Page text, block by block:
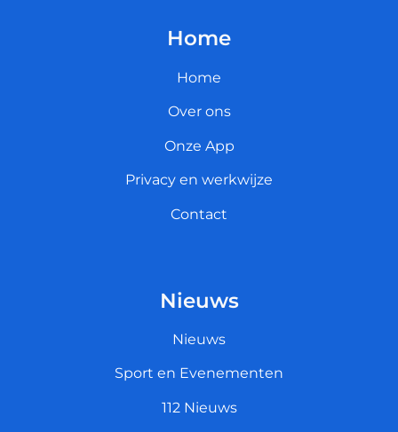
Home
Home
Over ons
Onze App
Privacy en werkwijze
Contact
Nieuws
Nieuws
Sport en Evenementen
112 Nieuws